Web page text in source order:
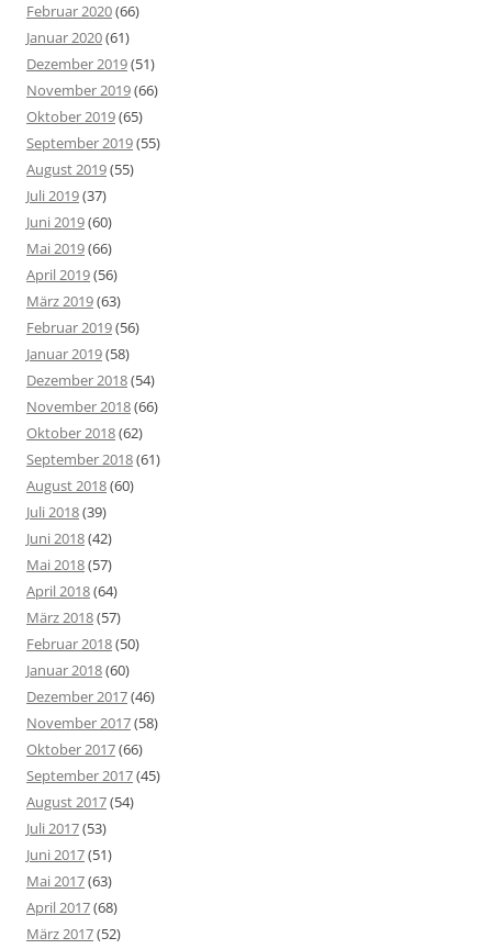
Februar 2020(66)
Januar 2020(61)
Dezember 2019(51)
November 2019(66)
Oktober 2019(65)
September 2019(55)
August 2019(55)
Juli 2019(37)
Juni 2019(60)
Mai 2019(66)
April 2019(56)
März 2019(63)
Februar 2019(56)
Januar 2019(58)
Dezember 2018(54)
November 2018(66)
Oktober 2018(62)
September 2018(61)
August 2018(60)
Juli 2018(39)
Juni 2018(42)
Mai 2018(57)
April 2018(64)
März 2018(57)
Februar 2018(50)
Januar 2018(60)
Dezember 2017(46)
November 2017(58)
Oktober 2017(66)
September 2017(45)
August 2017(54)
Juli 2017(53)
Juni 2017(51)
Mai 2017(63)
April 2017(68)
März 2017(52)